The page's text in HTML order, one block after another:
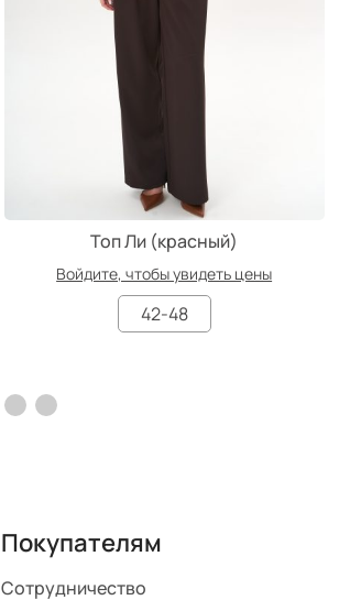
Топ Ли (красный)
Войдите, чтобы увидеть цены
42-48
Покупателям
Сотрудничество